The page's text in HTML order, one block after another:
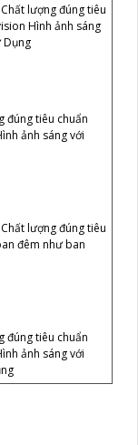
lượng đúng tiêu
Hình ảnh sáng
Dụng
đúng tiêu chuẩn
ảnh sáng với
lượng đúng tiêu
đêm như ban
đúng tiêu chuẩn
ảnh sáng với